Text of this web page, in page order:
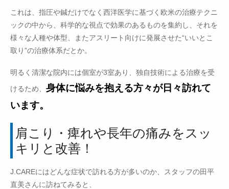
これは、指圧や鍼だけでなく西洋医学に基づく欧米の治療テクニ
ックの中から、科学的な視点で効果のあるものを集約し、それを
様々な人種や体型、またアスリート向けに発展させた“いいとこ
取り”の治療体系だとか。
明るく清潔な院内には個室が3室あり、独自技術による治療を受
けるため、 身体に悩みを抱える方々が日々訪れて
います。
肩こり・痺れや長年の痛みをスッ
キリと改善！
J.CAREにはどんな症状で訪れる方が多いのか、スタッフの田平
直美さんに訪ねてみると、